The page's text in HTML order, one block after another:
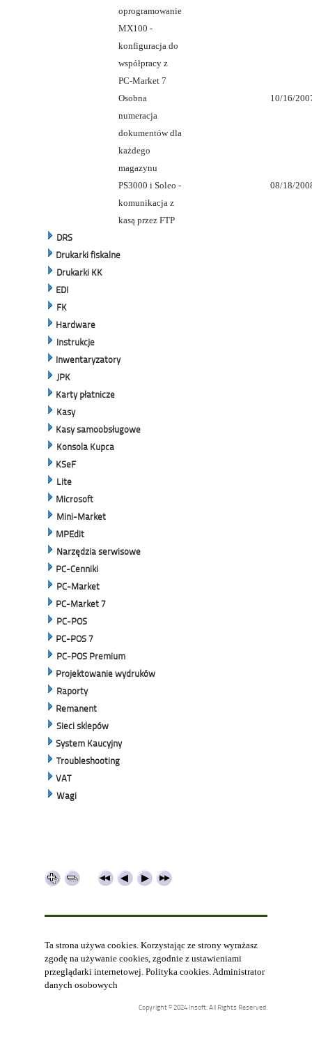
oprogramowanie
MX100 -
konfiguracja do
współpracy z
PC-Market 7
Osobna
numeracja
dokumentów dla
każdego
magazynu
10/16/
PS3000 i Soleo -
komunikacja z
kasą przez FTP
08/18/
DRS
Drukarki fiskalne
Drukarki KK
EDI
FK
Hardware
Instrukcje
Inwentaryzatory
JPK
Karty płatnicze
Kasy
Kasy samoobsługowe
Konsola Kupca
KSeF
Lite
Microsoft
Mini-Market
MPEdit
Narzędzia serwisowe
PC-Cenniki
PC-Market
PC-Market 7
PC-POS
PC-POS 7
PC-POS Premium
Projektowanie wydruków
Raporty
Remanent
Sieci sklepów
System Kaucyjny
Troubleshooting
VAT
Wagi
Ta strona używa cookies. Korzystając ze strony wyrażasz
zgodę na używanie cookies, zgodnie z ustawieniami
przeglądarki internetowej. Polityka cookies.Administrator
danych osobowych
Copyright © 2024 Insoft. All Rights Reserved.